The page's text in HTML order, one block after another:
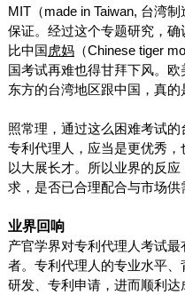
MIT（made in Taiwan, 台湾制
保证。经过这个专题研究，
比中国虎妈（Chinese tiger
国考试再难也得甘拜下风。
东方的台湾地区跟中国，真的
照常理，通过这么困难考试
专利代理人，应当是更优秀
以大展长才。所以业界的反
求，是否已合理配合与市场供
业界回响
产官学界对专利代理人考试
者。专利代理人的专业水平
研发、专利申请，进而顺利